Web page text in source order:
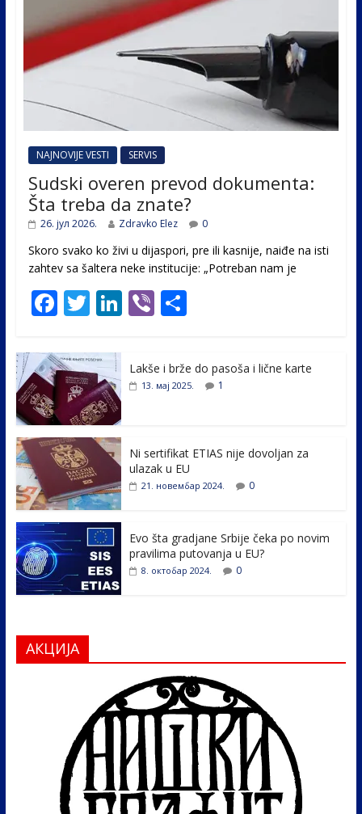
NAJNOVIJE VESTI SERVIS
Sudski overen prevod dokumenta:
Šta treba da znate?
26. јул 2026. Zdravko Elez 0
Skoro svako ko živi u dijaspori, pre ili kasnije, naiđe na isti
zahtev sa šaltera neke institucije: „Potreban nam je
F
e
b
o
o
k
T
itt
er
Li
e
Vi
er
S
ar
e
Lakše i brže do pasoša i lične karte
13. мај 2025. 1
Ni sertifikat ETIAS nije dovoljan za
ulazak u EU
21. новембар 2024. 0
Evo šta gradjane Srbije čeka po novim
pravilima putovanja u EU?
8. октобар 2024. 0
АКЦИЈА